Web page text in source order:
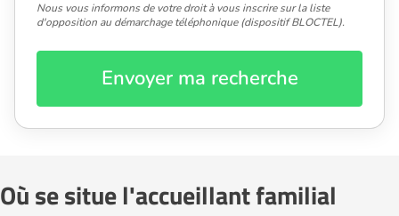
Nous vous informons de votre droit à vous inscrire sur la liste
d'opposition au démarchage téléphonique (dispositif BLOCTEL).
Envoyer ma recherche
Où se situe l'accueillant familial